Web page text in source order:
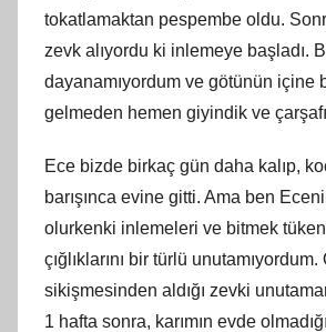
tokatlamaktan pespembe oldu.
zevk alıyordu ki inlemeye başladı.
dayanamıyordum ve götünün içine
gelmeden hemen giyindik ve
Ece bizde birkaç gün daha kalıp,
barışınca evine gitti. Ama ben
olurkenki inlemeleri ve bitmek
çığlıklarını bir türlü
sikişmesinden aldığı zevki
1 hafta sonra, karımın evde